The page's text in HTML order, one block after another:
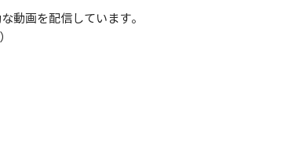
動画を配信しています。